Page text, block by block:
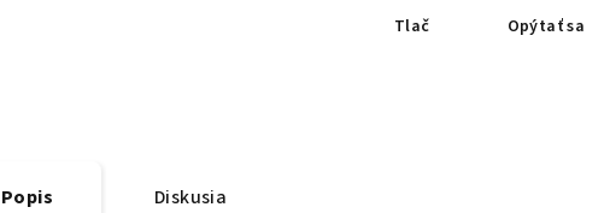
Tlač Opýtať sa
Popis Diskusia